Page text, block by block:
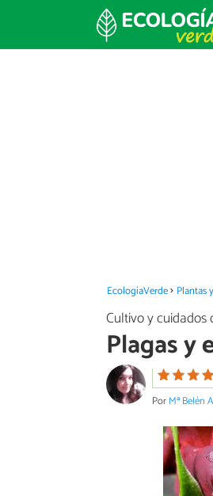
EcologíaVerde Plantas
Cultivo y cuidados
Plagas y
PorMª Belén